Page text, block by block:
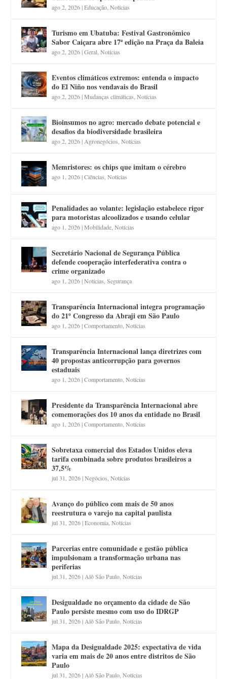
ago 2, 2026|Educação ,Notícias
Turismo em Ubatuba: Festival Gastronômico
Sabor Caiçara abre 17ª edição na Praça da Baleia
ago 2, 2026|Geral ,Notícias
Eventos climáticos extremos: entenda o impacto
do El Niño nos vendavais do Brasil
ago 2, 2026|Mudanças climáticas ,Notícias
Bioinsumos no agro: mercado debate potencial e
desafios da biodiversidade brasileira
ago 2, 2026| Agronegócios ,Notícias
Memristores: os chips que imitam o cérebro
ago 1, 2026|Ciências ,Notícias
Penalidades ao volante: legislação estabelece rigor
para motoristas alcoolizados e usando celular
ago 1, 2026|Mobilidade ,Notícias
Secretário Nacional de Segurança Pública
defende cooperação interfederativa contra o
crime organizado
ago 1, 2026|Notícias ,Segurança
Transparência Internacional integra programação
do 21º Congresso da Abraji em São Paulo
ago 1, 2026|Comportamento ,Notícias
Transparência Internacional lança diretrizes com
40 propostas anticorrupção para governos
estaduais
ago 1, 2026|Comportamento ,Notícias
Presidente da Transparência Internacional abre
comemorações dos 10 anos da entidade no Brasil
ago 1, 2026|Comportamento ,Notícias
Sobretaxa comercial dos Estados Unidos eleva
tarifa combinada sobre produtos brasileiros a
37,5%
jul 31, 2026|Negócios ,Notícias
Avanço do público com mais de 50 anos
reestrutura o varejo na capital paulista
jul 31, 2026|Economia ,Notícias
Parcerias entre comunidade e gestão pública
impulsionam a transformação urbana nas
periferias
jul 31, 2026| Alô São Paulo ,Notícias
Desigualdade no orçamento da cidade de São
Paulo persiste mesmo com uso do IDRGP
jul 31, 2026| Alô São Paulo ,Notícias
Mapa da Desigualdade 2025: expectativa de vida
varia em mais de 20 anos entre distritos de São
Paulo
jul 31, 2026| Alô São Paulo ,Notícias